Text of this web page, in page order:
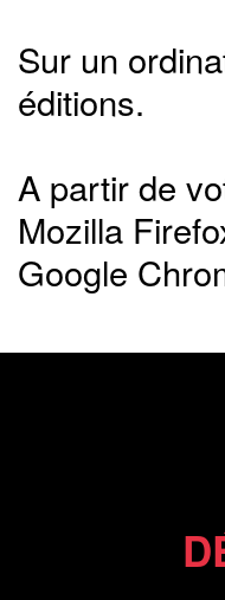
Sur un
éditions.
A partir de
Mozilla
Google